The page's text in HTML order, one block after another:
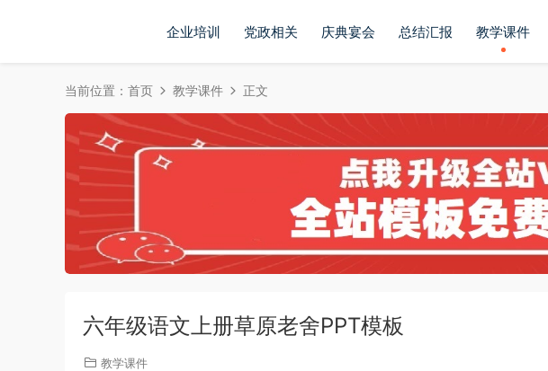
企业培训 党政相关 庆典宴会 总结汇报 教学课件
当前位置： 首页 教学课件 正文
六年级语文上册草原老舍PPT模板
教学课件